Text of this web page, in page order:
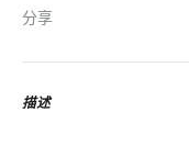
分享
描述